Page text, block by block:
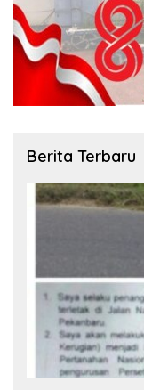
Berita Terbaru